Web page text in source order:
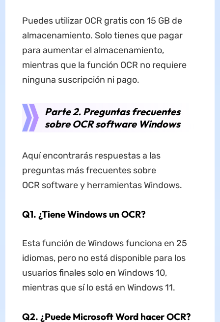
Puedes utilizar OCR gratis con 15 GB de
almacenamiento. Solo tienes que pagar
para aumentar el almacenamiento,
mientras que la función OCR no requiere
ninguna suscripción ni pago.
Parte 2. Preguntas frecuentes
sobre OCR software Windows
Aquí encontrarás respuestas a las
preguntas más frecuentes sobre
OCR software y herramientas Windows.
Q1. ¿Tiene Windows un OCR?
Esta función de Windows funciona en 25
idiomas, pero no está disponible para los
usuarios finales solo en Windows 10,
mientras que sí lo está en Windows 11.
Q2. ¿Puede Microsoft Word hacer OCR?